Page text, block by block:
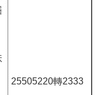
25505220轉2333